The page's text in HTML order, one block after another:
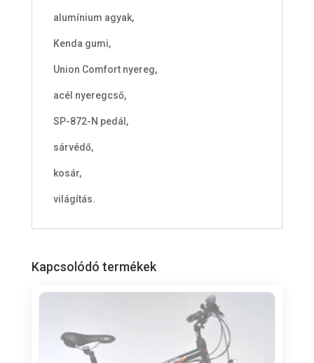
alumínium agyak,
Kenda gumi,
Union Comfort nyereg,
acél nyeregcső,
SP-872-N pedál,
sárvédő,
kosár,
világítás.
Kapcsolódó termékek